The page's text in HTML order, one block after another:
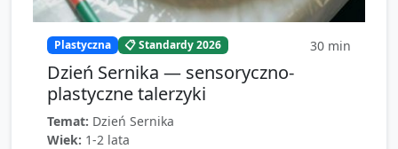
Plastyczna 📋 Standardy 2026 30 min
Dzień Sernika — sensoryczno-
plastyczne talerzyki
Temat: Dzień Sernika
Wiek: 1-2 lata